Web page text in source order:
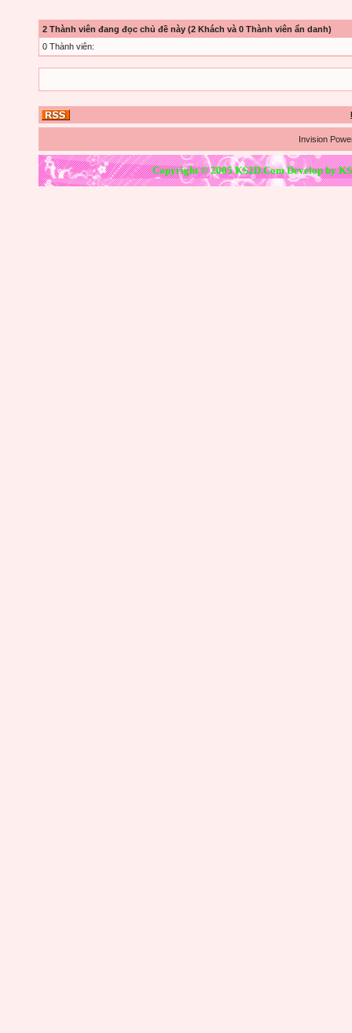
2 Thành viên đang đọc chủ đề này (2 Khách và 0 Thành viên ẩn danh)
0 Thành viên:
Invision
Copyright © 2005 KS2D.Com Develop by